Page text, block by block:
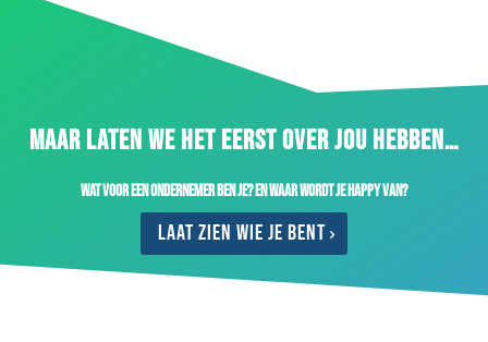
MAAR LATEN WE HET EERST OVER JOU HEBBEN…
Wat voor een ondernemer ben je? En waar wordt je happy van?
Laat zien wie je bent